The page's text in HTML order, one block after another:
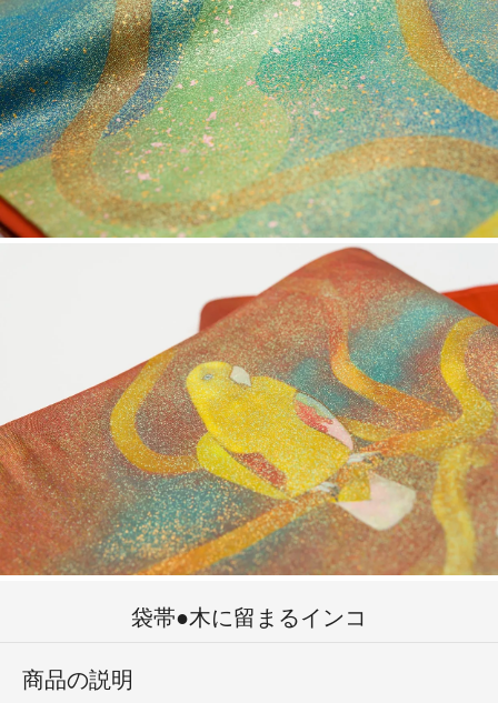
袋帯●木に留まるインコ
商品の説明